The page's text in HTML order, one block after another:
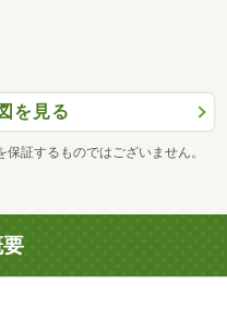
を見る
証するものではございません。